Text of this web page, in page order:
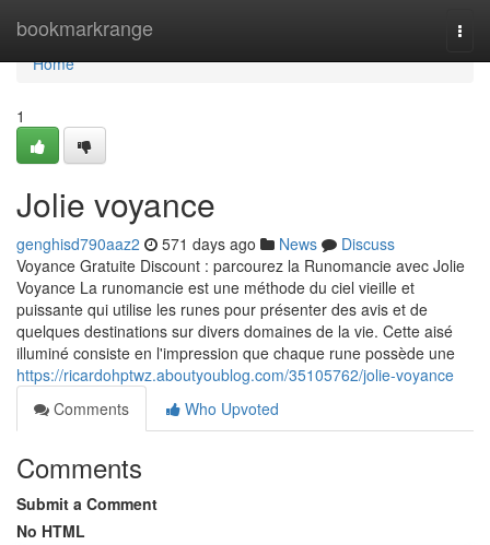
bookmarkrange
Home
Home
1
Jolie voyance
genghisd790aaz2 571 days ago News
Discuss
Voyance Gratuite Discount : parcourez la Runomancie avec Jolie
Voyance La runomancie est une méthode du ciel vieille et
puissante qui utilise les runes pour présenter des avis et de
quelques destinations sur divers domaines de la vie. Cette aisé
illuminé consiste en l'impression que chaque rune possède une
https://ricardohptwz.aboutyoublog.com/35105762/jolie-voyance
Comments
Who Upvoted
Comments
Submit a Comment
No HTML